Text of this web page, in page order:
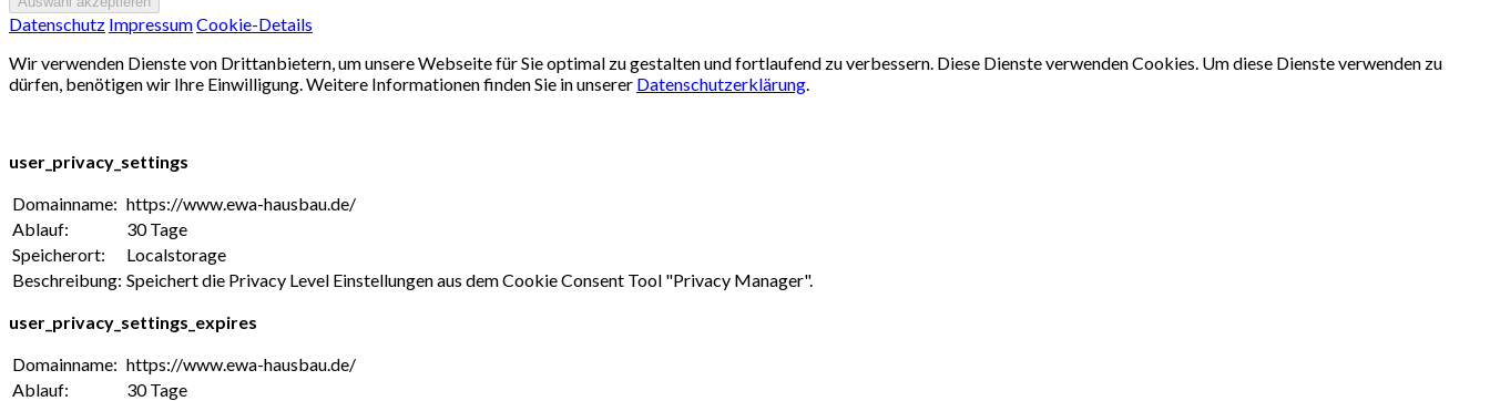
Datenschutz ImpressumCookie-Details
Wir verwenden Dienste von Drittanbietern, um unsere Webseite für Sie optimal zu gestalten und fortlaufend zu verbessern. Diese Dienste verwenden Cookies. Um diese Dienste verwenden zu
dürfen, benötigen wir Ihre Einwilligung. Weitere Informationen finden Sie in unserer Datenschutzerklärung
user_privacy_settings
Domainname: https://www.ewa-hausbau.de/
Ablauf:
30 Tage
Speicherort:
Localstorage
Beschreibung: Speichert die Privacy Level Einstellungen aus dem Cookie Consent Tool "Privacy Manager".
user_privacy_settings_expires
Domainname: https://www.ewa-hausbau.de/
Ablauf:
30 Tage